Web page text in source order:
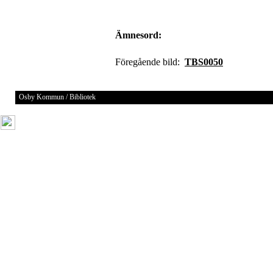
Ämnesord:
Föregående bild: TBS0050
Osby Kommun / Bibliotek